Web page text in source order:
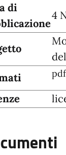
di
4
pdf